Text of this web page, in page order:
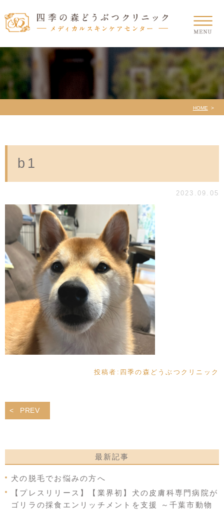
HOME
b1
2023.09.05
投稿者: 四季の森どうぶつクリニック
PREV
最新記事
犬の脱毛でお悩みの方へ
【プレスリリース】【業界初】犬の皮膚科専門病院が
ゴリラの採食エンリッチメントを支援 ～千葉市動物